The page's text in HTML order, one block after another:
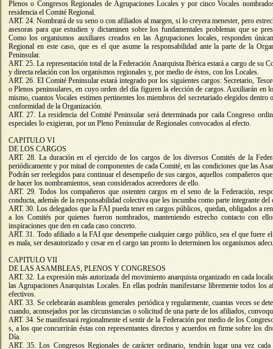
Plenos o Congresos Regionales de Agrupaciones Locales y por cinco Vocales
residencia el Comité Regional.
ART. 24. Nombrará de su seno o con afiliados al margen, si lo creyera menester, pero
asesoras para que estudien y dictaminen sobre los fundamentales problemas que se
Como los organismos auxiliares creados en las Agrupaciones locales, responden
Regional en este caso, que es el que asume la responsabilidad ante la parte de la
Peninsular.
ART. 25. La representación total de la Federación Anarquista Ibérica estará a cargo de su
y directa relación con los organismos regionales y, por medio de éstos, con los Locales.
ART. 26. EI Comité Peninsular estará integrado por los siguientes cargos: Secretario,
o Plenos peninsulares, en cuyo orden del día figuren la elección de cargos. Auxiliarán en
mismo, cuantos Vocales estimen pertinentes los miembros del secretariado elegidos dentro
conformidad de la Organización.
ART. 27. La residencia del Comité Peninsular será determinada por cada Congreso
especiales lo exigieran, por un Pleno Peninsular de Regionales convocados al efecto.
CAPITULO VI
DE LOS CARGOS
ART. 28. La duración en el ejercido de los cargos de los diversos Comités de la
periódicamente y por mitad de componentes de cada Comité, en las condiciones que las
Podrán ser reelegidos para continuar el desempeño de sus cargos, aquellos compañeros
de hacer los nombramientos, sean considerados acreedores de ello.
ART. 29. Todos los compañeros que ostenten cargos en el seno de la Federación,
conducta, además de la responsabilidad colectiva que les incumba como parte integrante
ART. 30. Los delegados que la FAI pueda tener en cargos públicos, quedan, obligados a
a los Comités por quienes fueron nombrados, manteniendo estrecho contacto con
inspiraciones que den en cada caso concreto.
ART. 31. Todo afiliado a la FAI que desempeñe cualquier cargo público, sea el que fuere
es mala, ser desautorizado y cesar en el cargo tan pronto lo determinen los organismos
CAPITULO VII
DE LAS ASAMBLEAS, PLENOS Y CONGRESOS
ART. 32. La expresión más autorizada del movimiento anarquista organizado en cada
las Agrupaciones Anarquistas Locales. En ellas podrán manifestarse libremente todos los
efectivos.
ART. 33. Se celebrarán asambleas generales periódica y regularmente, cuantas veces se
cuando, aconsejados por las circunstancias o solicitud de una parte de los afiliados,
ART. 34. Se manifestará regionalmente el sentir de la Federación por medio de los
s, a los que concurrirán éstas con representantes directos y acuerdos en firme sobre los
Día.
ART. 35. Los Congresos Regionales de carácter ordinario, tendrán lugar una vez